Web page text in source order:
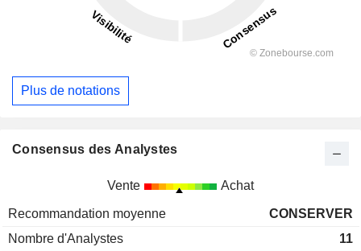
Plus de notations
Consensus des Analystes
Vente Achat
Recommandation moyenne
CONSERVER
Nombre d'Analystes
11